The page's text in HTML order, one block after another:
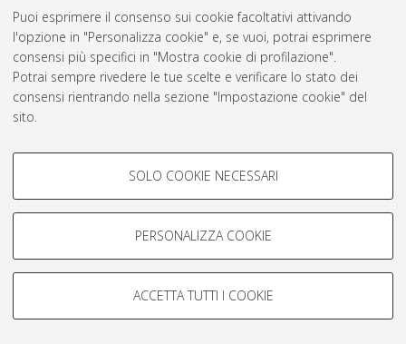
Puoi esprimere il consenso sui cookie facoltativi attivando
l'opzione in "Personalizza cookie" e, se vuoi, potrai esprimere
consensi più specifici in "Mostra cookie di profilazione".
Potrai sempre rivedere le tue scelte e verificare lo stato dei
consensi rientrando nella sezione "Impostazione cookie" del
sito.
COOKIE DI PROFILAZIONE -
Si tratta di cookie utilizzati per analizzare le caratteristiche della
navigazione degli utenti, creare profili in base al loro comportamento
Mostra cookie di profilazione
COOKIE TECNICI - NECESSARI
SOLO COOKIE NECESSARI
PERSONALIZZA COOKIE
ACCETTA TUTTI I COOKIE
AMS Laurea
Servizio implementato e gestito da AlmaDL
Impostazioni Cookie
© ALMA MATER STUDIORUM - Università di Bologna, 2007-2026.